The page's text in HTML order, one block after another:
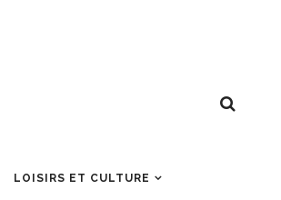
LOISIRS ET CULTURE